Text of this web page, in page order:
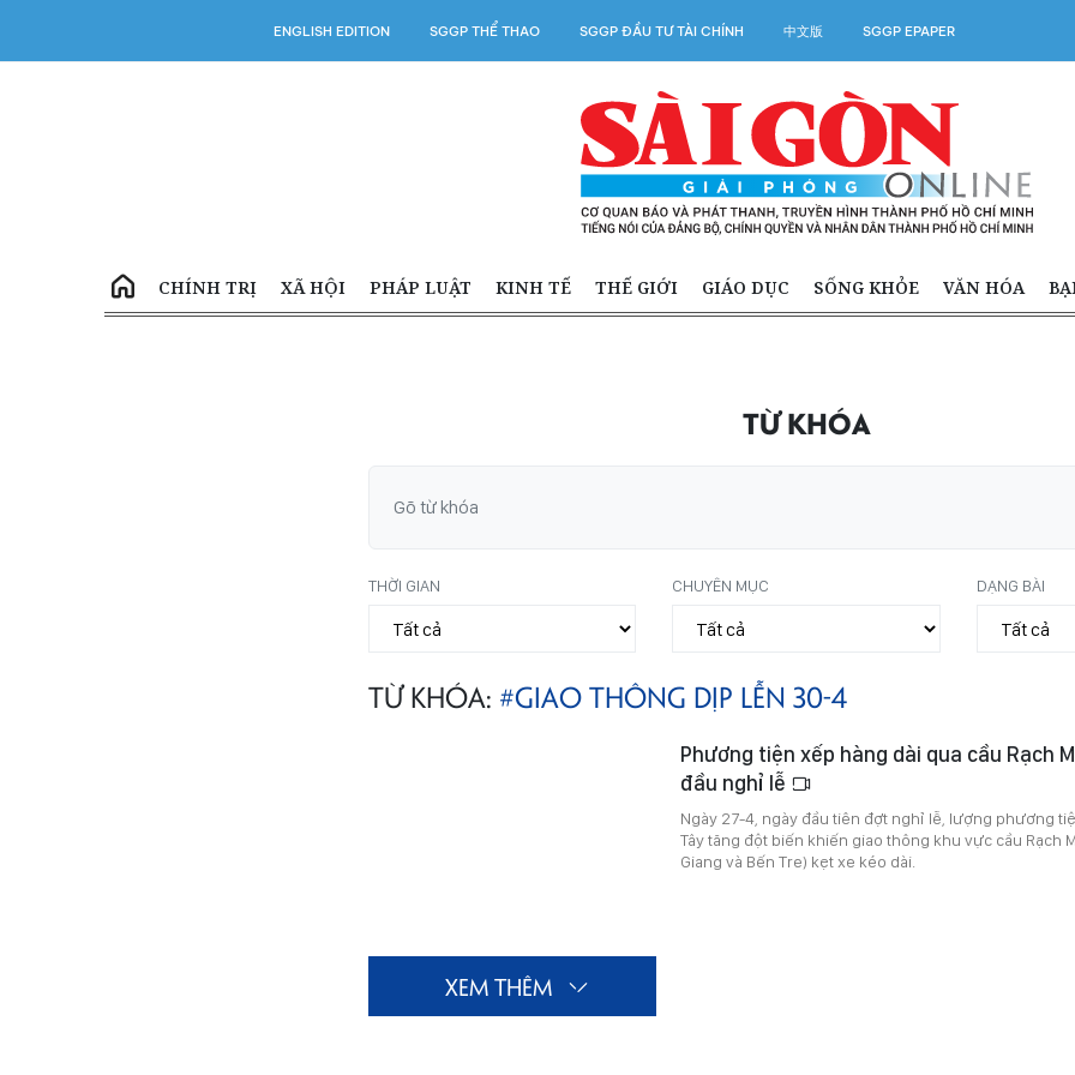
ENGLISH EDITION SGGP THỂ THAO SGGP ĐẦU TƯ TÀI CHÍNH 中文版 SGGP EPAPER
CHÍNH TRỊ XÃ HỘI PHÁP LUẬT KINH TẾ THẾ GIỚI GIÁO DỤC SỐNG KHỎE VĂN HÓA
TỪ KHÓA
THỜI GIAN CHUYÊN MỤC DẠNG BÀI
TỪ KHÓA: #GIAO THÔNG DỊP LỄN 30-4
Phương tiện xếp hàng dài qua cầu Rạch
đầu nghỉ lễ
Ngày 27-4, ngày đầu tiên đợt nghỉ lễ, lượng phương
Tây tăng đột biến khiến giao thông khu vực cầu Rạch
Giang và Bến Tre) kẹt xe kéo dài.
XEM THÊM